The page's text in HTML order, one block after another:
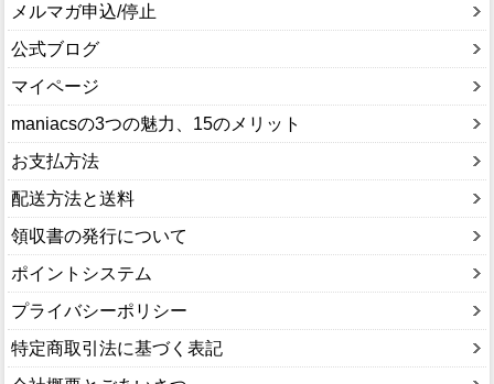
メルマガ申込/停止
公式ブログ
マイページ
maniacsの3つの魅力、15のメリット
お支払方法
配送方法と送料
領収書の発行について
ポイントシステム
プライバシーポリシー
特定商取引法に基づく表記